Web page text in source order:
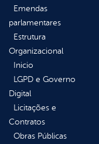
Emendas
parlamentares
Estrutura
Organizacional
Inicio
LGPD e Governo
Digital
Licitações e
Contratos
Obras Públicas